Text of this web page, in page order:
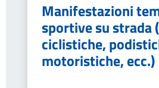
Manifestazioni
sportive su strada
ciclistiche,
motoristiche, ecc.)